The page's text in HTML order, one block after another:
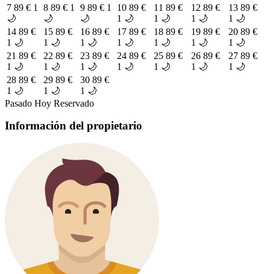
7 89 € 1
🌙
8 89 € 1
🌙
9 89 € 1
🌙
10 89 €
1 🌙
11 89 €
1 🌙
12 89 €
1 🌙
13 89 €
1 🌙
14 89 €
1 🌙
15 89 €
1 🌙
16 89 €
1 🌙
17 89 €
1 🌙
18 89 €
1 🌙
19 89 €
1 🌙
20 89 €
1 🌙
21 89 €
1 🌙
22 89 €
1 🌙
23 89 €
1 🌙
24 89 €
1 🌙
25 89 €
1 🌙
26 89 €
1 🌙
27 89 €
1 🌙
28 89 €
1 🌙
29 89 €
1 🌙
30 89 €
1 🌙
Pasado Hoy Reservado
Información del propietario